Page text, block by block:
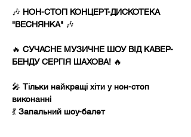
🎶 НОН-СТОП КОНЦЕРТ-ДИСКОТЕКА
"ВЕСНЯНКА" 🎶
🔥 СУЧАСНЕ МУЗИЧНЕ ШОУ ВІД КАВЕР-
БЕНДУ СЕРГІЯ ШАХОВА! 🔥
🎤 Тільки найкращі хіти у нон-стоп
виконанні
💃 Запальний шоу-балет